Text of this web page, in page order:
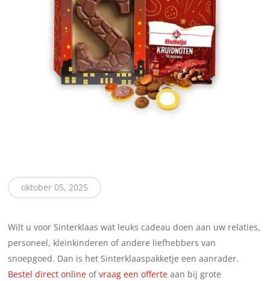
oktober 05, 2025
Wilt u voor Sinterklaas wat leuks cadeau doen aan uw relaties,
personeel, kleinkinderen of andere liefhebbers van
snoepgoed. Dan is het Sinterklaaspakketje een aanrader.
Bestel direct online ofvraag een offerte aan bij grote